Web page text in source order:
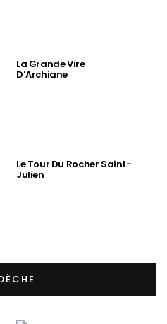
La Grande Vire
D’Archiane
Le Tour Du Rocher Saint-
Julien